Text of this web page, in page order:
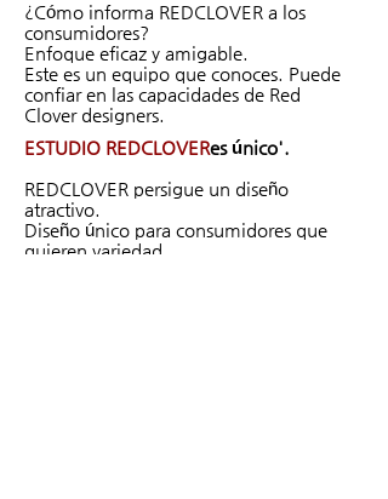
¿Cómo informa REDCLOVER a los
consumidores?
Enfoque eficaz y amigable.
Este es un equipo que conoces. Puede
confiar en las capacidades de Red
Clover designers​.
ESTUDIO REDCLOVERes único'.
REDCLOVER persigue un diseño
atractivo.
Diseño único para consumidores que
quieren variedad